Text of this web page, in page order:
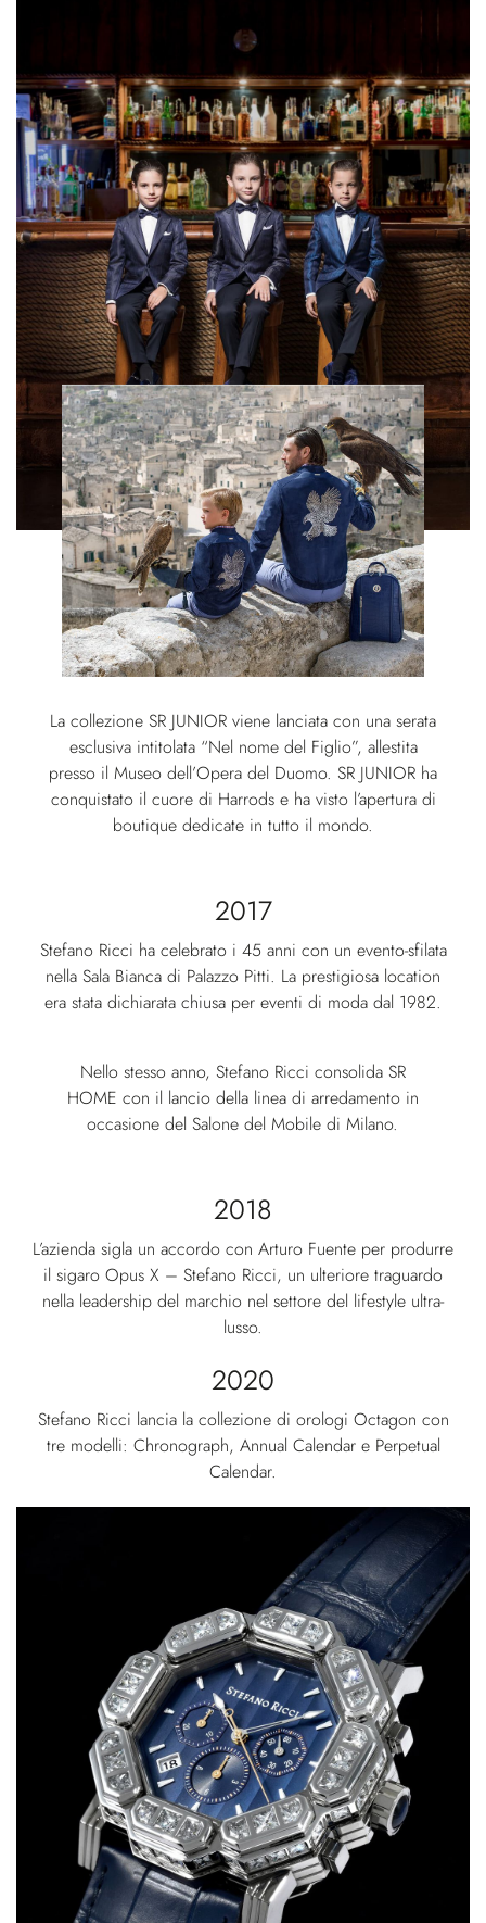
La collezione SR JUNIOR viene lanciata con una serata
esclusiva intitolata “Nel nome del Figlio”, allestita
presso il Museo dell’Opera del Duomo. SR JUNIOR ha
conquistato il cuore di Harrods e ha visto l’apertura di
boutique dedicate in tutto il mondo.
2017
Stefano Ricci ha celebrato i 45 anni con un evento-sfilata
nella Sala Bianca di Palazzo Pitti. La prestigiosa location
era stata dichiarata chiusa per eventi di moda dal 1982.
Nello stesso anno, Stefano Ricci consolida SR
HOME con il lancio della linea di arredamento in
occasione del Salone del Mobile di Milano.
2018
L’azienda sigla un accordo con Arturo Fuente per produrre
il sigaro Opus X – Stefano Ricci, un ulteriore traguardo
nella leadership del marchio nel settore del lifestyle ultra-
lusso.
2020
Stefano Ricci lancia la collezione di orologi Octagon con
tre modelli: Chronograph, Annual Calendar e Perpetual
Calendar.